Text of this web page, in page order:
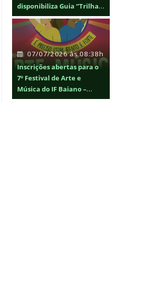
disponibiliza Guia “Trilha
do Autocuidado: Florescer
Interior” para promoção
da saúde mental
07/07/2026 às 08:38h
Inscrições abertas para o
7º Festival de Arte e
Música do IF Baiano –
FAMIF BAIANO 2026